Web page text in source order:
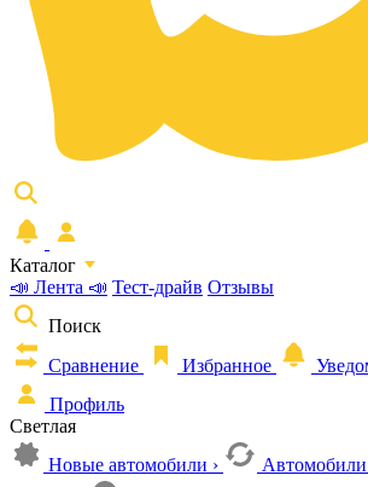
Каталог
📣 Лента 📣 Тест-драйв Отзывы
Поиск
Сравнение
Избранное
Профиль
Светлая
Новые автомобили ›